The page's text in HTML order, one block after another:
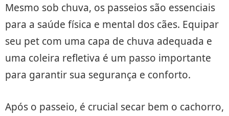
Mesmo sob chuva, os passeios são essenciais
para a saúde física e mental dos cães. Equipar
seu pet com uma capa de chuva adequada e
uma coleira refletiva é um passo importante
para garantir sua segurança e conforto.
Após o passeio, é crucial secar bem o cachorro,